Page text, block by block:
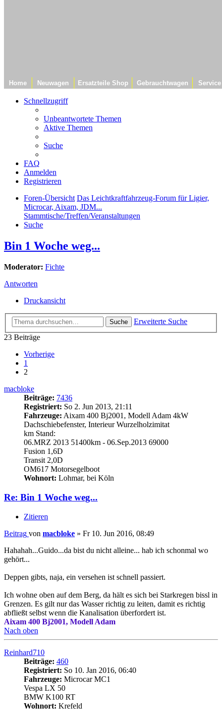
Home Neuwagen Ersatzteile Shop Gebrauchtwagen Service
Schnellzugriff
Unbeantwortete Themen
Aktive Themen
Suche
FAQ
Anmelden
Registrieren
Foren-Übersicht Das Leichtkraftfahrzeug-Forum für Ligier,
Microcar, Aixam, JDM...
Stammtische/Treffen/Veranstaltungen
Suche
Bin 1 Woche weg...
Moderator: Fichte
Antworten
Druckansicht
Suche
Erweiterte Suche
23 Beiträge
Vorherige
1
2
macbloke
Beiträge: 7436
Registriert: So 2. Jun 2013, 21:11
Fahrzeuge: Aixam 400 Bj2001, Modell Adam 4kW
Dachschiebefenster, Interieur Wurzelholzimitat
km Stand:
06.MRZ 2013 51400km - 06.Sep.2013 69000
Fusion 1,6D
Transit 2,0D
OM617 Motorsegelboot
Wohnort: Lohmar, bei Köln
Re: Bin 1 Woche weg...
Zitieren
Beitrag von macbloke » Fr 10. Jun 2016, 08:49
Hahahah...Guido...da bist du nicht alleine... hab ich schonmal wo
gehört...
Deppen gibts, naja, ein versehen ist schnell passiert.
Ich wohne oben auf dem Berg, da hält es sich bei Starkregen bissl in
Grenzen. Es gilt nur das Wasser richtig zu leiten, damit es richtig
abfließt selbst wenn die Kanalisation überfordert ist.
Aixam 400 Bj2001, Modell Adam
Nach oben
Reinhard710
Beiträge: 460
Registriert: So 10. Jan 2016, 06:40
Fahrzeuge: Microcar MC1
Vespa LX 50
BMW K100 RT
Wohnort: Krefeld